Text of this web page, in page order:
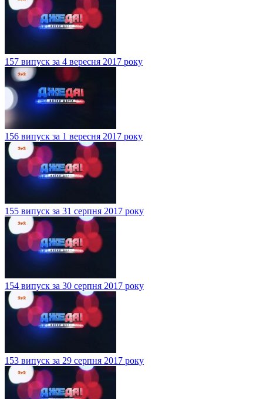
157 випуск за 4 вересня 2017 року
156 випуск за 1 вересня 2017 року
155 випуск за 31 серпня 2017 року
154 випуск за 30 серпня 2017 року
153 випуск за 29 серпня 2017 року